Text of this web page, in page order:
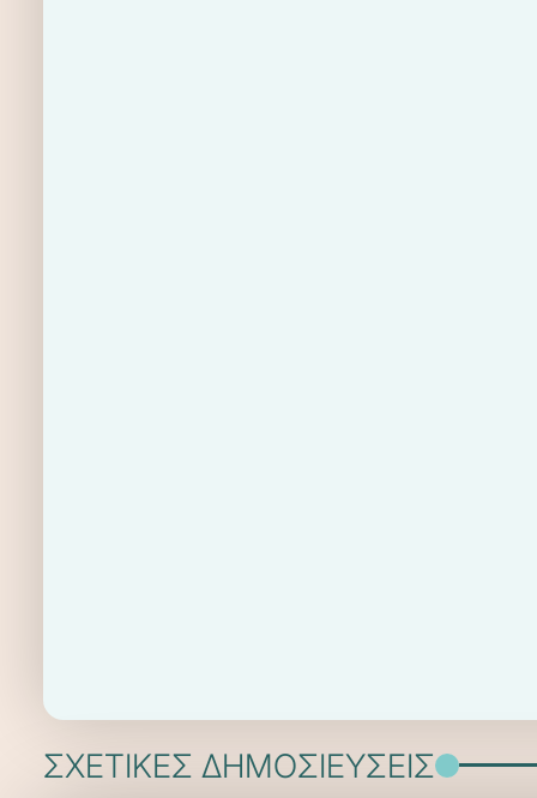
ΣΧΕΤΙΚΕΣ ΔΗΜΟΣΙΕΥΣΕΙΣ